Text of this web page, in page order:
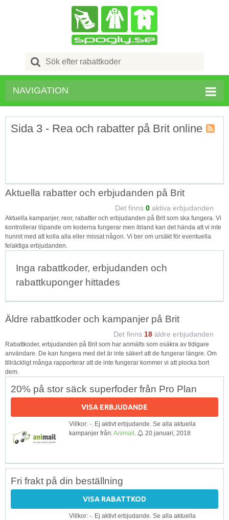
Search
for:
NAVIGATION
Sida 3 - Rea och rabatter på Brit online
Aktuella rabatter och erbjudanden på Brit
Det finns 0 aktiva erbjudanden
Aktuella kampanjer, reor, rabatter och erbjudanden på Brit som ska fungera. Vi
kontrollerar löpande om koderna fungerar men ibland kan det hända att vi inte
hunnit med att kolla alla eller missat någon. Vi ber om ursäkt för eventuella
felaktiga erbjudanden.
Inga rabattkoder, erbjudanden och
rabattkuponger hittades
Äldre rabattkoder och kampanjer på Brit
Det finns 18 äldre erbjudanden
Rabattkoder, erbjudanden på Brit som har anmälts som osäkra av tidigare
användare. De kan fungera med det är inte säkert att de fungerar längre. Om
tillräckligt många rapporterar att de inte fungerar kommer vi att plocka bort
dem.
20% på stor säck superfoder från Pro Plan
VISA ERBJUDANDE
Villkor: -. Ej aktivt erbjudande. Se alla aktuella
kampanjer från:Animail 20 januari, 2018
Fri frakt på din beställning
VISA RABATTKOD
Villkor: -. Ej aktivt erbjudande. Se alla aktuella